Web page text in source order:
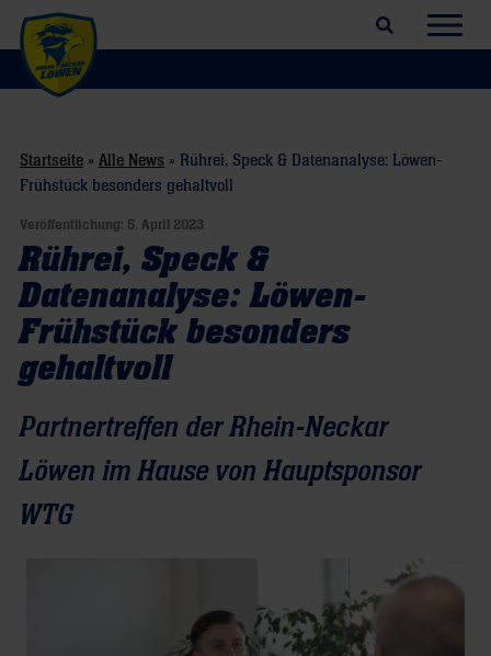
Suchfeld öffnen
Startseite » Alle News » Rührei, Speck & Datenanalyse: Löwen-
Frühstück besonders gehaltvoll
Veröffentlichung: 5. April 2023
Rührei, Speck &
Datenanalyse: Löwen-
Frühstück besonders
gehaltvoll
Partnertreffen der Rhein-Neckar
Löwen im Hause von Hauptsponsor
WTG